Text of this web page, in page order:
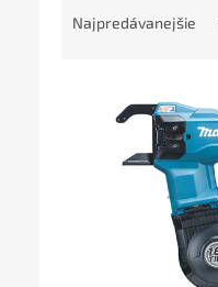
Najpredávanejšie